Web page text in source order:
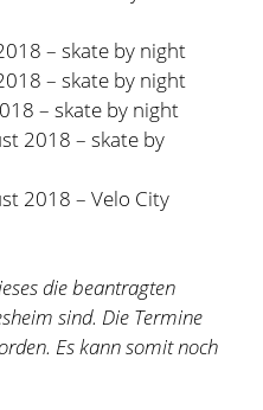
– skate by night
– skate by night
– skate by night
2018 – skate by
2018 – Velo City
die beantragten
sind. Die Termine
Es kann somit noch